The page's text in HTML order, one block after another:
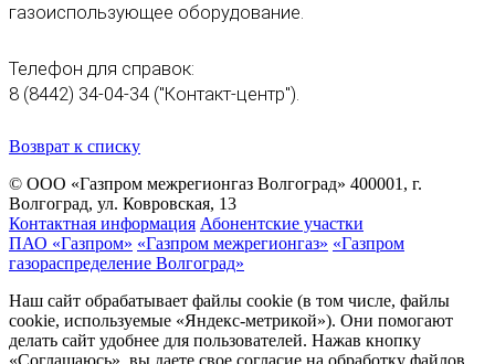
газоиспользующее оборудование.
Телефон для справок:
8 (8442) 34-04-34 ("Контакт-центр").
Возврат к списку
© ООО «Газпром межрегионгаз Волгоград» 400001, г.
Волгоград, ул. Ковровская, 13
Контактная информация Абонентские участки
ПАО «Газпром» «Газпром межрегионгаз» «Газпром
газораспределение Волгоград»
Наш сайт обрабатывает файлы cookie (в том числе, файлы
cookie, используемые «Яндекс-метрикой»). Они помогают
делать сайт удобнее для пользователей. Нажав кнопку
«Соглашаюсь», вы даете свое согласие на обработку файлов